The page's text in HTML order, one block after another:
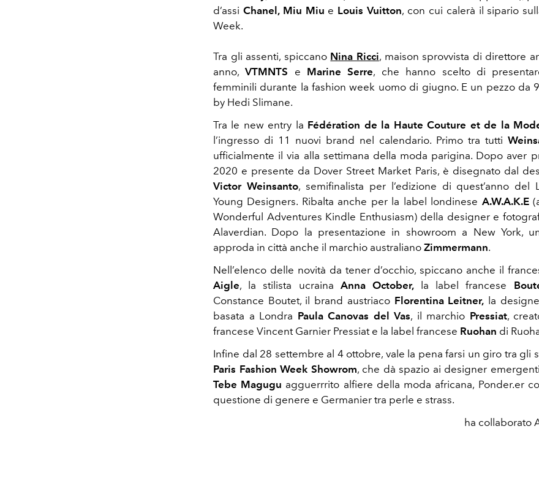
d’assi Chanel, Miu Miu e Louis Vuitton, con cui calerà il sipario
Week.
Tra gli assenti, spiccano Nina Ricci,maison sprovvista di direttore
anno,VTMNTS e Marine Serre, che hanno scelto di
femminili durante la fashion week uomo di giugno. E un pezzo da
by Hedi Slimane.
Tra le new entry la Fédération de la Haute Couture et de la
l’ingresso di 11 nuovi brand nel calendario. Primo tra tutti
ufficialmente il via alla settimana della moda parigina. Dopo aver
2020 e presente da Dover Street Market Paris, è disegnato dal
Victor Weinsanto, semifinalista per l’edizione di quest’anno del
Young Designers. Ribalta anche per la label londinese A.W.A.K.E
Wonderful Adventures Kindle Enthusiasm) della designer e
Alaverdian. Dopo la presentazione in showroom a New York,
approda in città anche il marchio australiano Zimmermann.
Nell’elenco delle novità da tener d’occhio, spiccano anche il
Aigle, la stilista ucraina Anna October,la label francese
Constance Boutet, il brand austriaco Florentina Leitner, la
basata a Londra Paula Canovas del Vas, il marchio Pressiat,
francese Vincent Garnier Pressiat e la label francese Ruohan di
Infine dal 28 settembre al 4 ottobre, vale la pena farsi un giro tra gli
Paris Fashion Week Showrom, che dà spazio ai designer
Tebe Magugu agguerrrito alfiere della moda africana, Ponder.er
questione di genere e Germanier tra perle e strass.
ha collaborato